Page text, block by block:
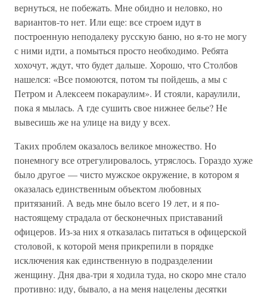
вернуться, не побежать. Мне обидно и неловко, но
вариантов-то нет. Или еще: все строем идут в
построенную неподалеку русскую баню, но я-то не могу
с ними идти, а помыться просто необходимо. Ребята
хохочут, ждут, что будет дальше. Хорошо, что Столбов
нашелся: «Все помоются, потом ты пойдешь, а мы с
Петром и Алексеем покараулим». И стояли, караулили,
пока я мылась. А где сушить свое нижнее белье? Не
вывесишь же на улице на виду у всех.
Таких проблем оказалось великое множество. Но
понемногу все отрегулировалось, утряслось. Гораздо хуже
было другое — чисто мужское окружение, в котором я
оказалась единственным объектом любовных
притязаний. А ведь мне было всего 19 лет, и я по-
настоящему страдала от бесконечных приставаний
офицеров. Из-за них я отказалась питаться в офицерской
столовой, к которой меня прикрепили в порядке
исключения как единственную в подразделении
женщину. Дня два-три я ходила туда, но скоро мне стало
противно: иду, бывало, а на меня нацелены десятки